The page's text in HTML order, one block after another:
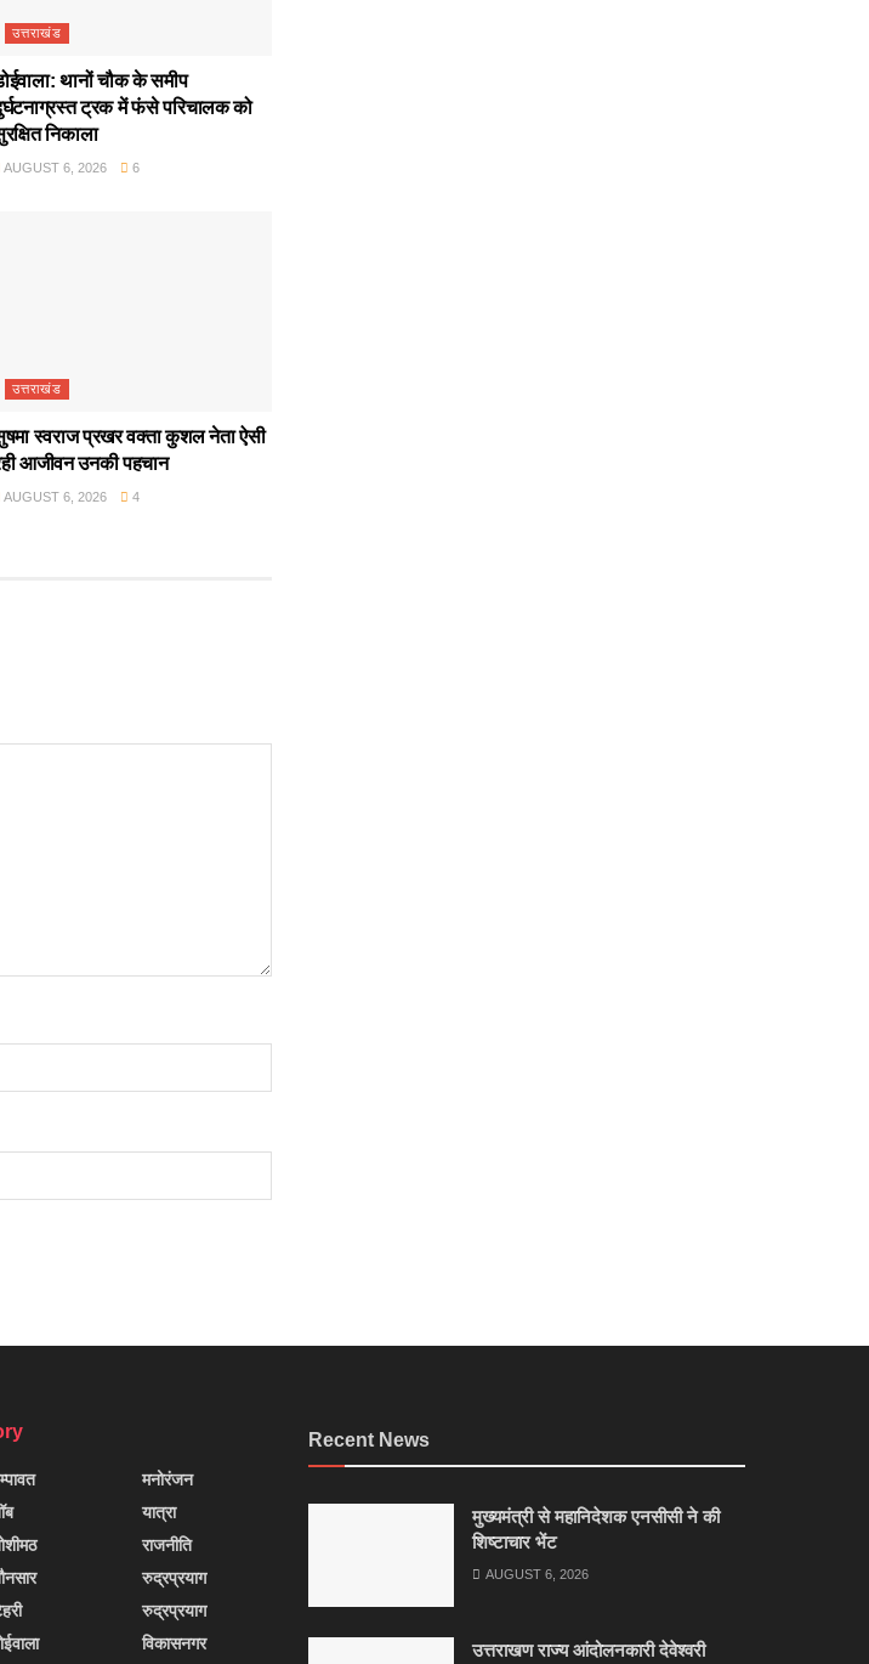
उत्तराखंड
थानों चौक के समीप
ट्रक में फंसे परिचालक को
निकाला
AUGUST 6, 2026 6
उत्तराखंड
स्वराज प्रखर वक्ता कुशल नेता ऐसी
आजीवन उनकी पहचान
AUGUST 6, 2026 4
मनोरंजन
यात्रा
राजनीति
रुद्रप्रयाग
रुद्रप्रयाग
विकासनगर
Recent News
मुख्यमंत्री से महानिदेशक एनसीसी ने की
शिष्टाचार भेंट
AUGUST 6, 2026
उत्तराखण राज्य आंदोलनकारी देवेश्वरी